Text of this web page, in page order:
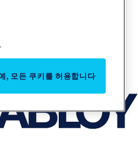
, 모든 쿠키를 허용합니다